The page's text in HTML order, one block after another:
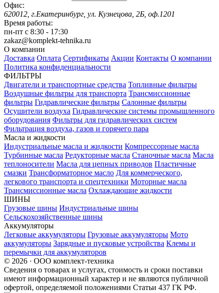
Офис:
620012, г.Екатеринбург, ул. Кузнецова, 2Б, оф.1201
Время работы:
пн-пт с 8:30 - 17:30
zakaz@komplekt-tehnika.ru
О компании
Доставка Оплата Сертификаты Акции Контакты О компании
Политика конфиденциальности
ФИЛЬТРЫ
Двигатели и транспортные средства Топливные фильтры
Воздушные фильтры для транспорта Трансмиссионные
фильтры Гидравлические фильтры Салонные фильтры
Осушители воздуха Гидравлические системы промышленного
оборудования Фильтры для гидравлических систем
Фильтрация воздуха, газов и горячего пара
Масла и жидкости
Индустриальные масла и жидкости Компрессорные масла
Турбинные масла Редукторные масла Станочные масла Масла
теплоносители Масла для цепных приводов Пластичные
смазки Трансформаторное масло Для коммерческого,
легкового транспорта и спецтехники Моторные масла
Трансмиссионные масла Охлаждающие жидкости
ШИНЫ
Грузовые шины Индустриальные шины
Сельскохозяйственные шины
Аккумуляторы
Легковые аккумуляторы Грузовые аккумуляторы Мото
аккумуляторы Зарядные и пусковые устройства Клемы и
перемычки для аккумуляторов
© 2026 · ООО комплект-техника
Сведения о товарах и услугах, стоимость и сроки поставки
имеют информационный характер и не являются публичной
офертой, определяемой положениями Статьи 437 ГК РФ.